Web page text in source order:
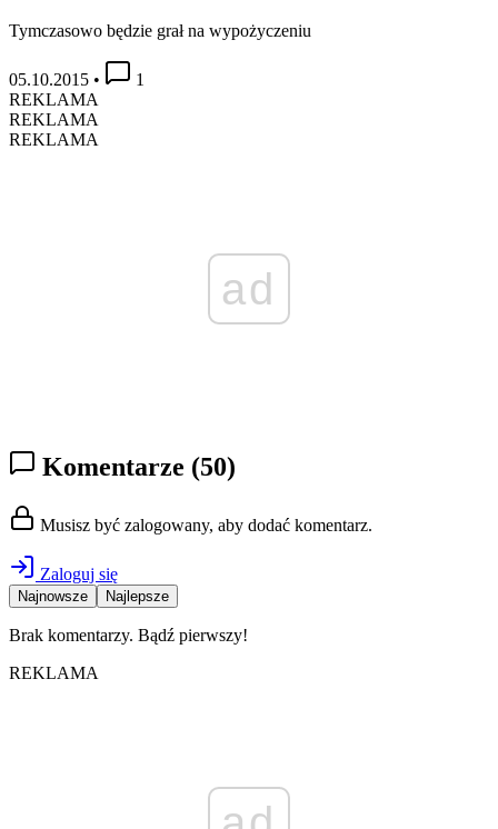
Tymczasowo będzie grał na wypożyczeniu
05.10.2015 •
1
REKLAMA
REKLAMA
REKLAMA
ad
Komentarze (50)
Musisz być zalogowany, aby dodać komentarz.
Zaloguj się
Najnowsze Najlepsze
Brak komentarzy. Bądź pierwszy!
REKLAMA